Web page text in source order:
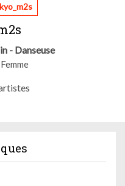
kyo_m2s
- Danseuse
Femme